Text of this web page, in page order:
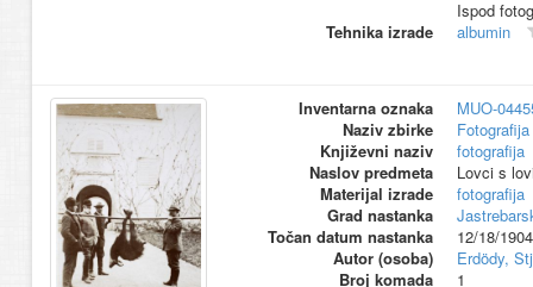
Ispod
Tehnika izrade
albumin
Inventarna oznaka
MUO-
Naziv zbirke
Književni naziv
fotografija
Naslov predmeta
Lovci s
Materijal izrade
fotografija
Grad nastanka
Točan datum nastanka
12/18/1904
Autor (osoba)
Erdödy,
Broj komada
1